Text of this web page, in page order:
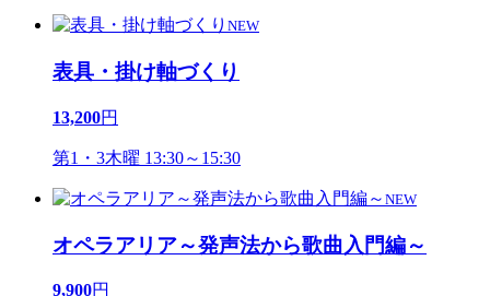
NEW
表具・掛け軸づくり
13,200円
第1・3木曜 13:30～15:30
NEW
オペラアリア～発声法から歌曲入門編～
9,900円